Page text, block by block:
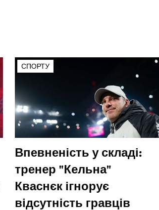
СПОРТУ
Впевненість у складі:
тренер "Кельна"
Кваснєк ігнорує
відсутність гравців